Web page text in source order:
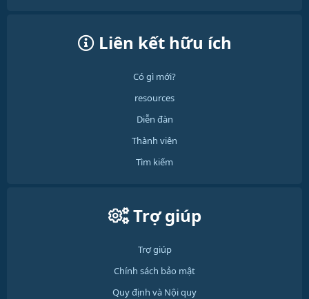
Liên kết hữu ích
Có gì mới?
resources
Diễn đàn
Thành viên
Tìm kiếm
Trợ giúp
Trợ giúp
Chính sách bảo mật
Quy định và Nội quy